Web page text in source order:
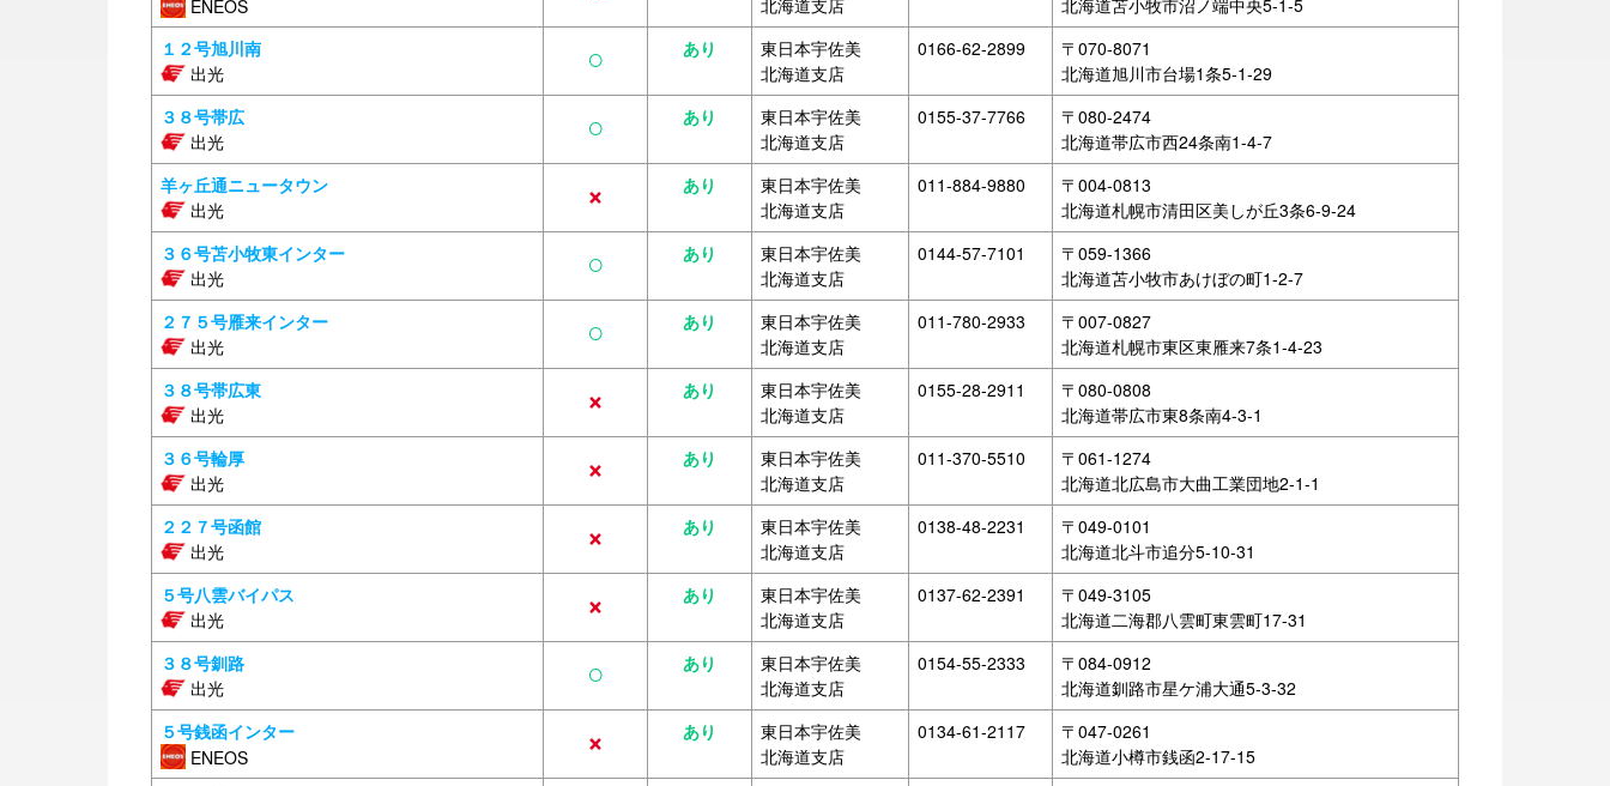
ENEOS
北海道支店
北海道苫小牧市沼ノ端中央5-1-5
１２号旭川南
出光
○ あり
東日本宇佐美
北海道支店
0166-62-2899
〒070-8071
北海道旭川市台場1条5-1-29
３８号帯広
出光
○ あり
東日本宇佐美
北海道支店
0155-37-7766
〒080-2474
北海道帯広市西24条南1-4-7
羊ヶ丘通ニュータウン
出光
× あり
東日本宇佐美
北海道支店
011-884-9880
〒004-0813
北海道札幌市清田区美しが丘3条6-9-24
３６号苫小牧東インター
出光
○ あり
東日本宇佐美
北海道支店
0144-57-7101
〒059-1366
北海道苫小牧市あけぼの町1-2-7
２７５号雁来インター
出光
○ あり
東日本宇佐美
北海道支店
011-780-2933
〒007-0827
北海道札幌市東区東雁来7条1-4-23
３８号帯広東
出光
× あり
東日本宇佐美
北海道支店
0155-28-2911
〒080-0808
北海道帯広市東8条南4-3-1
３６号輪厚
出光
× あり
東日本宇佐美
北海道支店
011-370-5510
〒061-1274
北海道北広島市大曲工業団地2-1-1
２２７号函館
出光
× あり
東日本宇佐美
北海道支店
0138-48-2231
〒049-0101
北海道北斗市追分5-10-31
５号八雲バイパス
出光
× あり
東日本宇佐美
北海道支店
0137-62-2391
〒049-3105
北海道二海郡八雲町東雲町17-31
３８号釧路
出光
○ あり
東日本宇佐美
北海道支店
0154-55-2333
〒084-0912
北海道釧路市星ケ浦大通5-3-32
５号銭函インター
ENEOS
× あり
東日本宇佐美
北海道支店
0134-61-2117
〒047-0261
北海道小樽市銭函2-17-15